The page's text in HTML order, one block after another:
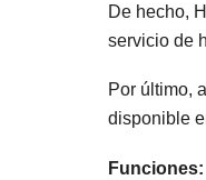
De hecho,
servicio de
Por último,
disponible
Funciones: